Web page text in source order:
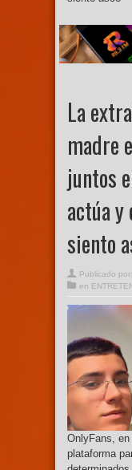
La
madre
juntos
actúa y
siento
Publicado por:
en
OnlyFans,
plataforma